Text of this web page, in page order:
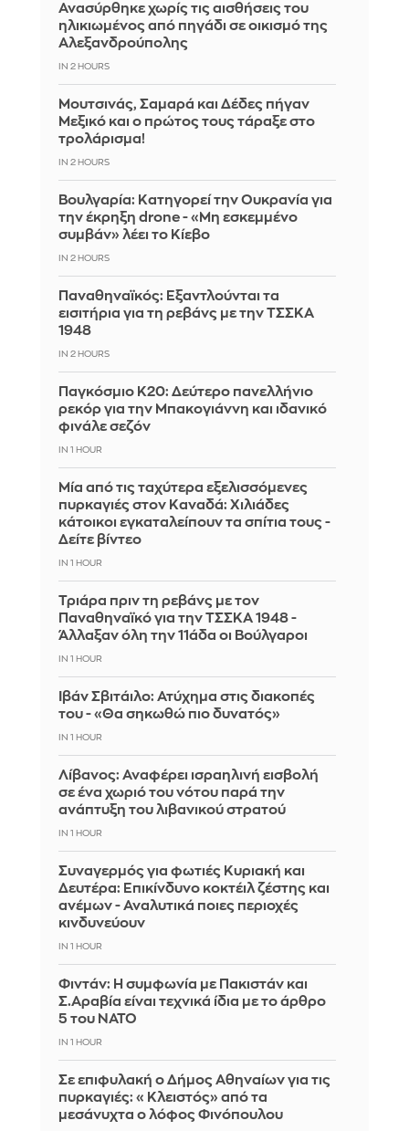
Ανασύρθηκε χωρίς τις αισθήσεις του
ηλικιωμένος από πηγάδι σε οικισμό της
Αλεξανδρούπολης
IN 2 HOURS
Μουτσινάς, Σαμαρά και Δέδες πήγαν
Μεξικό και ο πρώτος τους τάραξε στο
τρολάρισμα!
IN 2 HOURS
Βουλγαρία: Κατηγορεί την Ουκρανία για
την έκρηξη drone - «Μη εσκεμμένο
συμβάν» λέει το Κίεβο
IN 2 HOURS
Παναθηναϊκός: Εξαντλούνται τα
εισιτήρια για τη ρεβάνς με την ΤΣΣΚΑ
1948
IN 2 HOURS
Παγκόσμιο Κ20: Δεύτερο πανελλήνιο
ρεκόρ για την Μπακογιάννη και ιδανικό
φινάλε σεζόν
IN 1 HOUR
Μία από τις ταχύτερα εξελισσόμενες
πυρκαγιές στον Καναδά: Χιλιάδες
κάτοικοι εγκαταλείπουν τα σπίτια τους -
Δείτε βίντεο
IN 1 HOUR
Τριάρα πριν τη ρεβάνς με τον
Παναθηναϊκό για την ΤΣΣΚΑ 1948 -
Άλλαξαν όλη την 11άδα οι Βούλγαροι
IN 1 HOUR
Ιβάν Σβιτάιλο: Ατύχημα στις διακοπές
του - «Θα σηκωθώ πιο δυνατός»
IN 1 HOUR
Λίβανος: Αναφέρει ισραηλινή εισβολή
σε ένα χωριό του νότου παρά την
ανάπτυξη του λιβανικού στρατού
IN 1 HOUR
Συναγερμός για φωτιές Κυριακή και
Δευτέρα: Επικίνδυνο κοκτέιλ ζέστης και
ανέμων - Αναλυτικά ποιες περιοχές
κινδυνεύουν
IN 1 HOUR
Φιντάν: Η συμφωνία με Πακιστάν και
Σ.Αραβία είναι τεχνικά ίδια με το άρθρο
5 του ΝΑΤΟ
IN 1 HOUR
Σε επιφυλακή ο Δήμος Αθηναίων για τις
πυρκαγιές: «Κλειστός» από τα
μεσάνυχτα ο λόφος Φινόπουλου